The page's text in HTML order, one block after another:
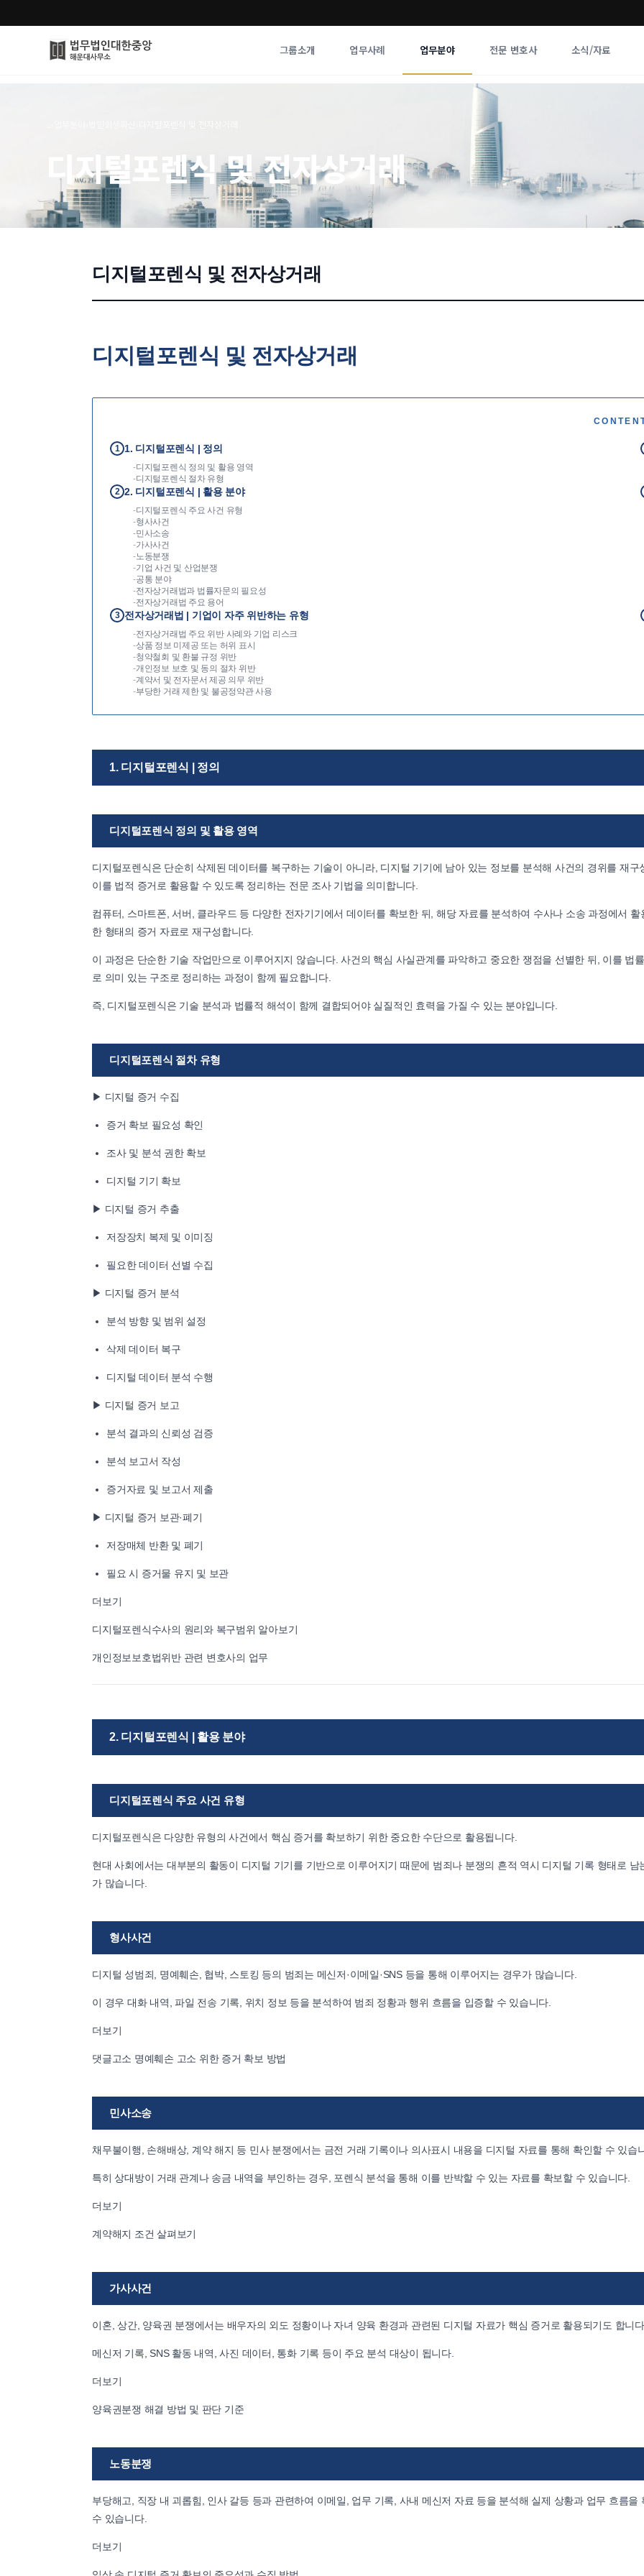
그룹소개 업무사례 업무분야 전문 변호사 소식/자료
통합검색
사례분석/최신동향
법률정보
법률지식인
디지털포렌식 및 전자상거래
디지털포렌식 및 전자상거래
디지털포렌식 및 전자상거래
1 1. 디지털포렌식 | 정의
-디지털포렌식 정의 및 활용 영역
-디지털포렌식 절차 유형
2 2. 디지털포렌식 | 활용 분야
-디지털포렌식 주요 사건 유형
-형사사건
-민사소송
-가사사건
-노동분쟁
-기업 사건 및 산업분쟁
-공통 분야
-전자상거래법과 법률자문의 필요성
-전자상거래법 주요 용어
3 전자상거래법 | 기업이 자주 위반하는 유형
-전자상거래법 주요 위반 사례와 기업 리스크
-상품 정보 미제공 또는 허위 표시
-청약철회 및 환불 규정 위반
-개인정보 보호 및 동의 절차 위반
-계약서 및 전자문서 제공 의무 위반
-부당한 거래 제한 및 불공정약관 사용
1. 디지털포렌식 | 정의
디지털포렌식 정의 및 활용 영역
디지털포렌식은 단순히 삭제된 데이터를 복구하는 기술이 아니라, 디지털 기기에 남아 있는 정보를 분석해 사건의 경위를 재구
이를 법적 증거로 활용할 수 있도록 정리하는 전문 조사 기법을 의미합니다.
컴퓨터, 스마트폰, 서버, 클라우드 등 다양한 전자기기에서 데이터를 확보한 뒤, 해당 자료를 분석하여 수사나 소송 과정에서 활
한 형태의 증거 자료로 재구성합니다.
이 과정은 단순한 기술 작업만으로 이루어지지 않습니다. 사건의 핵심 사실관계를 파악하고 중요한 쟁점을 선별한 뒤, 이를 법
로 의미 있는 구조로 정리하는 과정이 함께 필요합니다.
즉, 디지털포렌식은 기술 분석과 법률적 해석이 함께 결합되어야 실질적인 효력을 가질 수 있는 분야입니다.
디지털포렌식 절차 유형
▶ 디지털 증거 수집
증거 확보 필요성 확인
조사 및 분석 권한 확보
디지털 기기 확보
▶ 디지털 증거 추출
저장장치 복제 및 이미징
필요한 데이터 선별 수집
▶ 디지털 증거 분석
분석 방향 및 범위 설정
삭제 데이터 복구
디지털 데이터 분석 수행
▶ 디지털 증거 보고
분석 결과의 신뢰성 검증
분석 보고서 작성
증거자료 및 보고서 제출
▶ 디지털 증거 보관·폐기
저장매체 반환 및 폐기
필요 시 증거물 유지 및 보관
더보기
디지털포렌식수사의 원리와 복구범위 알아보기
개인정보보호법위반 관련 변호사의 업무
2. 디지털포렌식 | 활용 분야
디지털포렌식 주요 사건 유형
디지털포렌식은 다양한 유형의 사건에서 핵심 증거를 확보하기 위한 중요한 수단으로 활용됩니다.
현대 사회에서는 대부분의 활동이 디지털 기기를 기반으로 이루어지기 때문에 범죄나 분쟁의 흔적 역시 디지털 기록 형태로 남
가 많습니다.
형사사건
디지털 성범죄, 명예훼손, 협박, 스토킹 등의 범죄는 메신저·이메일·SNS 등을 통해 이루어지는 경우가 많습니다.
이 경우 대화 내역, 파일 전송 기록, 위치 정보 등을 분석하여 범죄 정황과 행위 흐름을 입증할 수 있습니다.
더보기
댓글고소 명예훼손 고소 위한 증거 확보 방법
민사소송
채무불이행, 손해배상, 계약 해지 등 민사 분쟁에서는 금전 거래 기록이나 의사표시 내용을 디지털 자료를 통해 확인할 수 있습
특히 상대방이 거래 관계나 송금 내역을 부인하는 경우, 포렌식 분석을 통해 이를 반박할 수 있는 자료를 확보할 수 있습니다.
더보기
계약해지 조건 살펴보기
가사사건
이혼, 상간, 양육권 분쟁에서는 배우자의 외도 정황이나 자녀 양육 환경과 관련된 디지털 자료가 핵심 증거로 활용되기도 합니
메신저 기록, SNS 활동 내역, 사진 데이터, 통화 기록 등이 주요 분석 대상이 됩니다.
더보기
양육권분쟁 해결 방법 및 판단 기준
노동분쟁
부당해고, 직장 내 괴롭힘, 인사 갈등 등과 관련하여 이메일, 업무 기록, 사내 메신저 자료 등을 분석해 실제 상황과 업무 흐름을
수 있습니다.
더보기